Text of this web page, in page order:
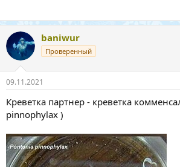
baniwur
Проверенный
09.11.2021
Креветка партнер - креветка
pinnophylax )